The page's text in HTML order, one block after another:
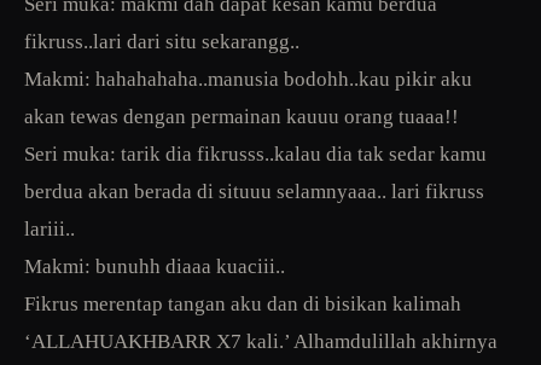
fikruss..lari dari situ sekarangg..
Makmi: hahahahaha..manusia bodohh..kau pikir aku
akan tewas dengan permainan kauuu orang tuaaa!!
Seri muka: tarik dia fikrusss..kalau dia tak sedar kamu
berdua akan berada di situuu selamnyaaa.. lari fikruss
lariii..
Makmi: bunuhh diaaa kuaciii..
Fikrus merentap tangan aku dan di bisikan kalimah
‘ALLAHUAKHBARR X7 kali.’ Alhamdulillah akhirnya